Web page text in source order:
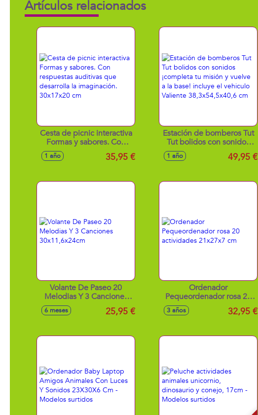
Artículos relacionados
Cesta de picnic interactiva
Formas y sabores. Con
respuestas auditivas que
desarrolla la imaginación.
1 año 35,95 €
Estación de bomberos Tut
Tut bolidos con sonidos
¡completa tu misión y
vuelve a la base! incluye el
1 año 49,95 €
Volante De Paseo 20
Melodias Y 3 Canciones
30x11,6x24cm
6 meses 25,95 €
Ordenador
Pequeordenador rosa 20
actividades 21x27x7 cm
3 años 32,95 €